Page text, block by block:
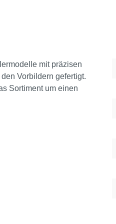
mit präzisen
Vorbildern gefertigt.
Sortiment um einen